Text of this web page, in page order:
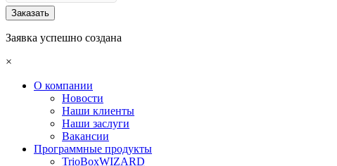
Заказать
Заявка успешно создана
×
О компании
Новости
Наши клиенты
Наши заслуги
Вакансии
Программные продукты
TrioBoxWIZARD